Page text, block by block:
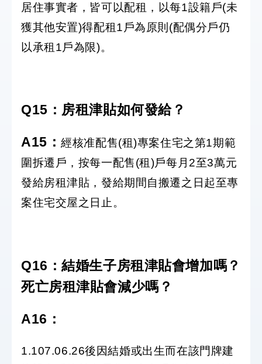
居住事實者，皆可以配租，以每1設籍戶(未
獲其他安置)得配租1戶為原則(配偶分戶仍
以承租1戶為限)。
Q15：房租津貼如何發給？
A15 ：經核准配售(租)專案住宅之第1期範
圍拆遷戶，按每一配售(租)戶每月2至3萬元
發給房租津貼，發給期間自搬遷之日起至專
案住宅交屋之日止。
Q16：結婚生子房租津貼會增加嗎？
死亡房租津貼會減少嗎？
A16 ：
1.107.06.26後因結婚或出生而在該門牌建